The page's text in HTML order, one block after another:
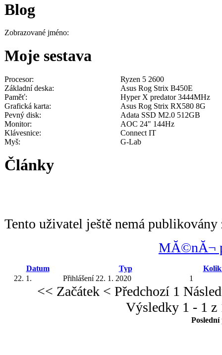
Blog
Zobrazované jméno:
Moje sestava
Procesor:
Ryzen 5 2600
Základní deska:
Asus Rog Strix B450E
Paměť:
Hyper X predator 3444MHz
Grafická karta:
Asus Rog Strix RX580 8G
Pevný disk:
Adata SSD M2.0 512GB
Monitor:
AOC 24" 144Hz
Klávesnice:
Connect IT
Myš:
G-Lab
Články
Tento uživatel ještě nemá publikovány
MĂ©nĂ¬
Datum Typ
22. 1.
Přihlášení 22. 1. 2020 1
<< Začátek < Předchozí 1
Výsledky 1 - 1 z